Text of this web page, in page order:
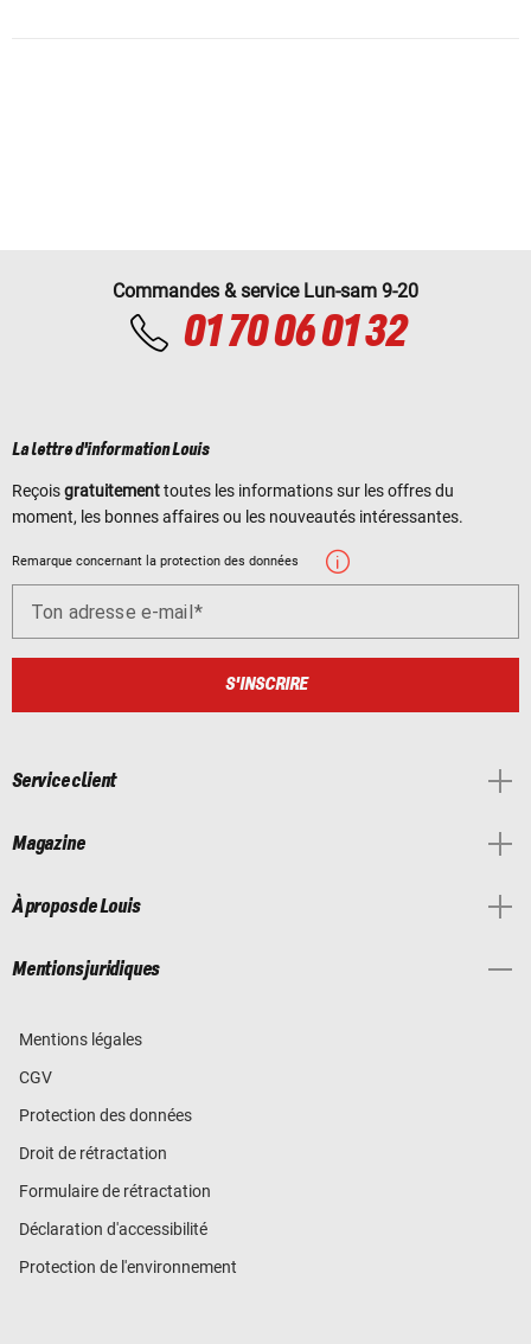
Commandes & service Lun-sam 9-20
01 70 06 01 32
La lettre d'information Louis
Reçoisgratuitementtoutes les informations sur les offres du
moment, les bonnes affaires ou les nouveautés intéressantes.
Remarque concernant la protection des données
Ton adresse e-mail
S'INSCRIRE
Service client
Magazine
À propos de Louis
Mentions juridiques
Mentions légales
CGV
Protection des données
Droit de rétractation
Formulaire de rétractation
Déclaration d'accessibilité
Protection de l'environnement